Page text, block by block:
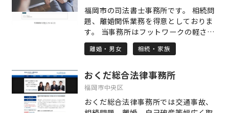
業診断士、1級販売士、2級ファイナン
シャル・プランニング技能士 業務案内
□IT導入/DX推進 バックオフィス（経
理/人事/総務/法務/経営企画/）支援
クラウド会計導入支援、ペーパーレス
化支援、チャットツール導入、
Google Workspace導入支援、
Microsoft 365導入支援、基幹システ
ムの導入支援、勤怠管理ツール導入支
福岡市の司法書士事務所です。 相続問
題、離婚関係業務を得意としておりま
す。 当事務所はフットワークの軽さを
1番大事にしていますので、事務所まで
ご相談にお越しになるのが難しい方に
す。福岡市内であれば交通費も無料で
伺います。 また、初回相談は無料でお
話を伺います。 福岡市内の相続登記な
らば「相続おまかせパック」をご用意
離婚・男女 相続・家族
おくだ総合法律事務所
福岡市中央区
おくだ総合法律事務所では交通事故、